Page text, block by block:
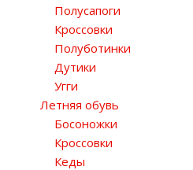
Полусапоги
Кроссовки
Полуботинки
Дутики
Угги
Летняя обувь
Босоножки
Кроссовки
Кеды